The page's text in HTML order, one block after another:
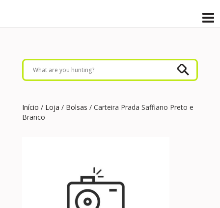
Início / Loja / Bolsas / Carteira Prada Saffiano Preto e
Branco